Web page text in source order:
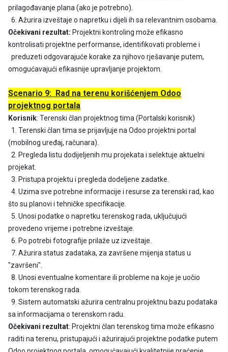
prilagođavanje plana (ako je potrebno).
6. Ažurira izveštaje o napretku i dijeli ih sa relevantnim osobama.
Očekivani rezultat: Projektni kontroling može efikasno
kontrolisati projektne performanse, identifikovati probleme i
preduzeti odgovarajuće korake za njihovo rješavanje putem,
omogućavajući efikasnije upravljanje projektom.
Scenario 9: Rad na terenu korišćenjem Odoo
projektnog portala
Korisnik: Terenski član projektnog tima (Portalski korisnik)
1. Terenski član tima se prijavljuje na Odoo projektni portal
(mobilnog uređaj, računara).
2. Pregleda listu dodijeljenih mu projekata i selektuje aktuelni
projekat.
3. Pristupa projektu i pregleda dodeljene zadatke.
4. Uzima sve potrebne informacije i resurse za terenski rad, kao
što su planovi i tehničke specifikacije.
5. Unosi podatke o napretku terenskog rada, uključujući
provedeno vrijeme i potrebne izveštaje.
6. Po potrebi fotografije prilaže uz izveštaje.
7. Ažurira status zadataka, za završene mijenja status u
"završeni".
8. Unosi eventualne komentare ili probleme na koje je uočio
tokom terenskog rada.
9. Sistem automatski ažurira centralnu projektnu bazu podataka
sa informacijama o terenskom radu.
Očekivani rezultat: Projektni član terenskog tima može efikasno
raditi na terenu, pristupajući i ažurirajući projektne podatke putem